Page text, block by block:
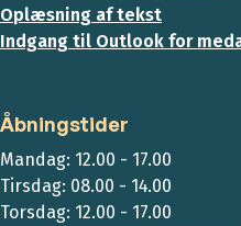
Oplæsning af tekst
Indgang til Outlook for
Åbningstider
Mandag: 12.00 - 17.00
Tirsdag: 08.00 - 14.00
Torsdag: 12.00 - 17.00